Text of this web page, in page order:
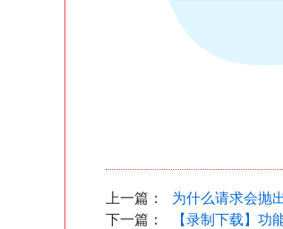
上一篇：
为什么请求会抛
下一篇：
【录制下载】功